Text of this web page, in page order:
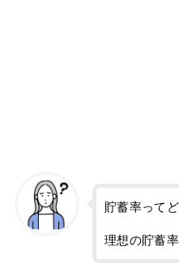
貯蓄率って
理想の貯蓄